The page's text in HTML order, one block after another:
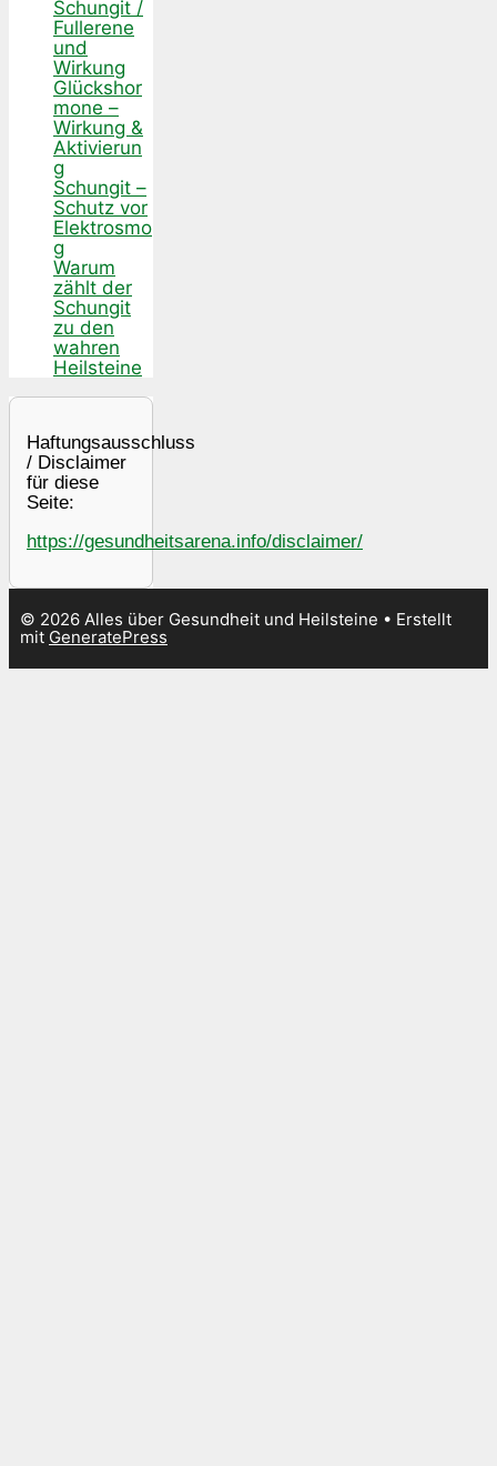
Schungit /
Fullerene
und
Wirkung
Glückshor
mone –
Wirkung &
Aktivierun
g
Schungit –
Schutz vor
Elektrosmo
g
Warum
zählt der
Schungit
zu den
wahren
Heilsteine
Haftungsausschluss
/ Disclaimer
für diese
Seite:
https://gesundheitsarena.info/disclaimer/
© 2026 Alles über Gesundheit und Heilsteine • Erstellt
mit GeneratePress